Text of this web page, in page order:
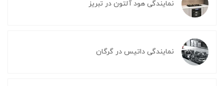
نمایندگی هود آلتون در تبریز
نمایندگی داتیس در گرگان